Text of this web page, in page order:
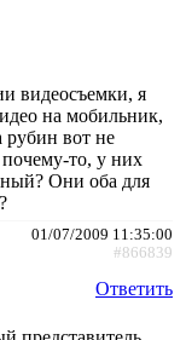
видеосъемки, я
на мобильник,
рубин вот не
то, у них
Они оба для
01/07/2009 11:35:00
#866839
Ответить